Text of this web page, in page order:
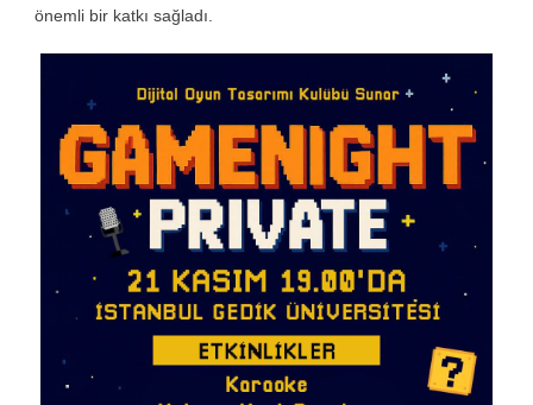
önemli bir katkı sağladı.